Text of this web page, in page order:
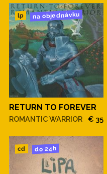
lp na objednávku
RETURN TO FOREVER
ROMANTIC WARRIOR € 35
cd do 24h